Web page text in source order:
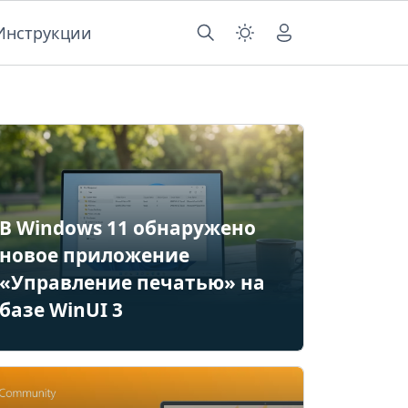
В Windows 11 обнаружено
новое приложение
«Управление печатью» на
базе WinUI 3